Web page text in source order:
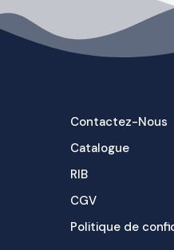
Contactez-Nous
Catalogue
RIB
CGV
Politique de